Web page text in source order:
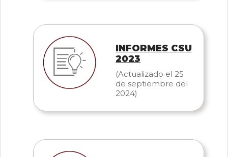
INFORMES CSU
2023
(Actualizado el 25
de septiembre del
2024)